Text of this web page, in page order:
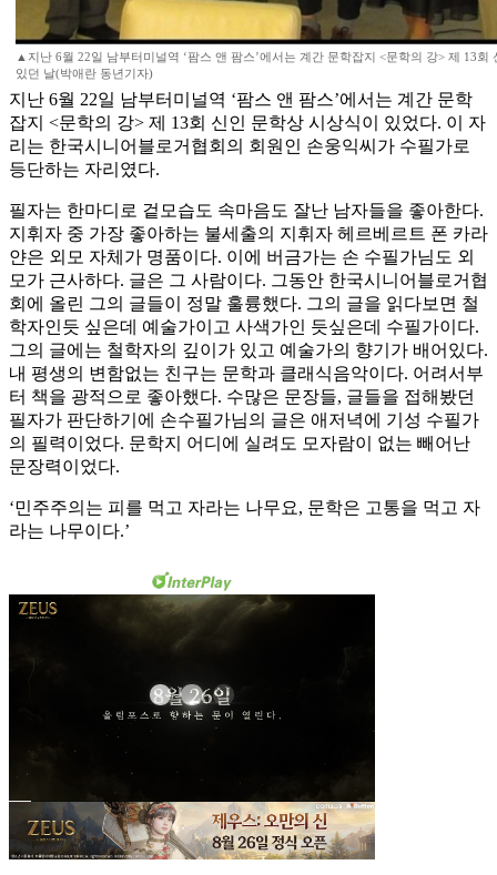
▲지난 6월 22일 남부터미널역 ‘팜스 앤 팜스’에서는 계간 문학잡지 <문학의 강> 제 13회
있던 날(박애란 동년기자)
지난 6월 22일 남부터미널역 ‘팜스 앤 팜스’에서는 계간 문학
잡지 <문학의 강> 제 13회 신인 문학상 시상식이 있었다. 이 자
리는 한국시니어블로거협회의 회원인 손웅익씨가 수필가로
등단하는 자리였다.
필자는 한마디로 겉모습도 속마음도 잘난 남자들을 좋아한다.
지휘자 중 가장 좋아하는 불세출의 지휘자 헤르베르트 폰 카라
얀은 외모 자체가 명품이다. 이에 버금가는 손 수필가님도 외
모가 근사하다. 글은 그 사람이다. 그동안 한국시니어블로거협
회에 올린 그의 글들이 정말 훌륭했다. 그의 글을 읽다보면 철
학자인듯 싶은데 예술가이고 사색가인 듯싶은데 수필가이다.
그의 글에는 철학자의 깊이가 있고 예술가의 향기가 배어있다.
내 평생의 변함없는 친구는 문학과 클래식음악이다. 어려서부
터 책을 광적으로 좋아했다. 수많은 문장들, 글들을 접해봤던
필자가 판단하기에 손수필가님의 글은 애저녁에 기성 수필가
의 필력이었다. 문학지 어디에 실려도 모자람이 없는 빼어난
문장력이었다.
‘민주주의는 피를 먹고 자라는 나무요, 문학은 고통을 먹고 자
라는 나무이다.’